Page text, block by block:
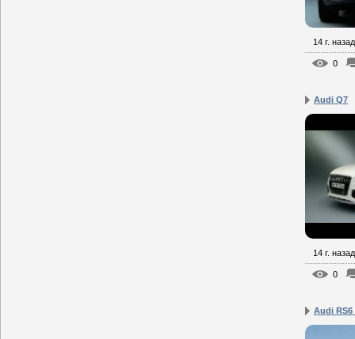
14 г. назад
0
Audi Q7
14 г. назад
0
Audi RS6